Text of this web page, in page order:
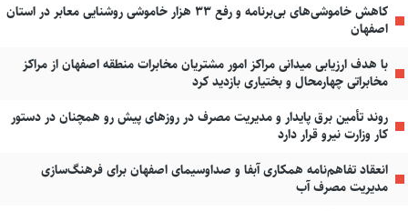
کاهش خاموشی‌های بی‌برنامه و رفع ۳۳ هزار خاموشی روشنایی معابر در استان
اصفهان
با هدف ارزیابی میدانی مراکز امور مشتریان مخابرات منطقه اصفهان از مراکز
مخابراتی چهارمحال و بختیاری بازدید کرد
روند تأمین برق پایدار و مدیریت مصرف در روزهای پیش رو همچنان در دستور
کار وزارت نیرو قرار دارد
انعقاد تفاهم‌نامه همکاری آبفا و صداوسیمای اصفهان برای فرهنگ‌سازی
مدیریت مصرف آب